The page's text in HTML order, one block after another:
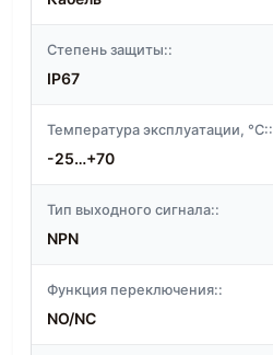
Степень защиты::
IP67
Температура эксплуатации, °C::
-25…+70
Тип выходного сигнала::
NPN
Функция переключения::
NO/NC